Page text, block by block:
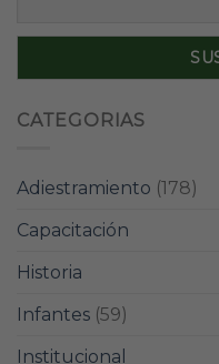
CATEGORIAS
Adiestramiento (178)
Capacitación
Historia
Infantes (59)
Institucional